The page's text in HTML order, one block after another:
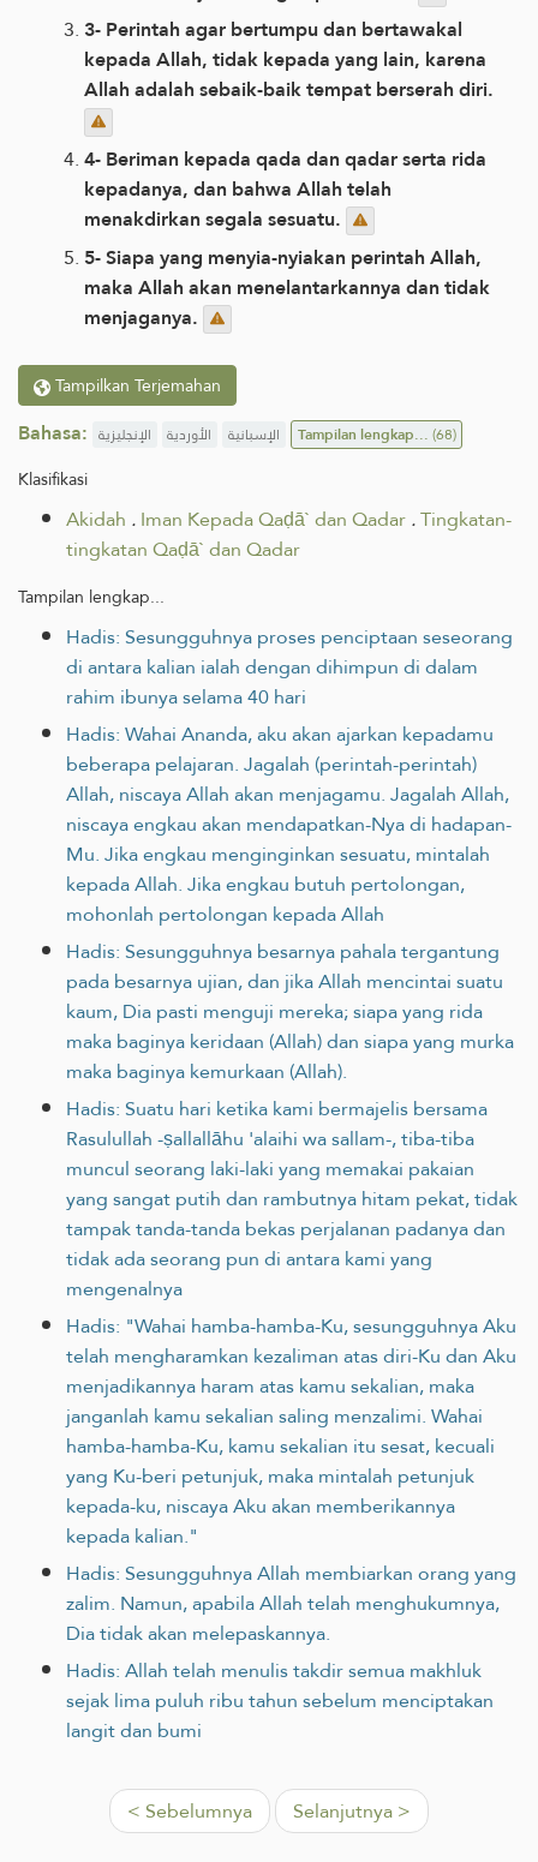
3- Perintah agar bertumpu dan bertawakal
kepada Allah, tidak kepada yang lain, karena
Allah adalah sebaik-baik tempat berserah diri.
4- Beriman kepada qada dan qadar serta rida
kepadanya, dan bahwa Allah telah
menakdirkan segala sesuatu.
5- Siapa yang menyia-nyiakan perintah Allah,
maka Allah akan menelantarkannya dan tidak
menjaganya.
Tampilkan Terjemahan
Bahasa: الإنجليزية الأوردية الإسبانية Tampilan lengkap...(68)
Klasifikasi
Akidah .Iman Kepada Qaḍā` dan Qadar.Tingkatan-
tingkatan Qaḍā` dan Qadar
Tampilan lengkap...
Hadis: Sesungguhnya proses penciptaan seseorang
di antara kalian ialah dengan dihimpun di dalam
rahim ibunya selama 40 hari
Hadis: Wahai Ananda, aku akan ajarkan kepadamu
beberapa pelajaran. Jagalah (perintah-perintah)
Allah, niscaya Allah akan menjagamu. Jagalah Allah,
niscaya engkau akan mendapatkan-Nya di hadapan-
Mu. Jika engkau menginginkan sesuatu, mintalah
kepada Allah. Jika engkau butuh pertolongan,
mohonlah pertolongan kepada Allah
Hadis: Sesungguhnya besarnya pahala tergantung
pada besarnya ujian, dan jika Allah mencintai suatu
kaum, Dia pasti menguji mereka; siapa yang rida
maka baginya keridaan (Allah) dan siapa yang murka
maka baginya kemurkaan (Allah).
Hadis: Suatu hari ketika kami bermajelis bersama
Rasulullah -ṣallallāhu 'alaihi wa sallam-, tiba-tiba
muncul seorang laki-laki yang memakai pakaian
yang sangat putih dan rambutnya hitam pekat, tidak
tampak tanda-tanda bekas perjalanan padanya dan
tidak ada seorang pun di antara kami yang
mengenalnya
Hadis: "Wahai hamba-hamba-Ku, sesungguhnya Aku
telah mengharamkan kezaliman atas diri-Ku dan Aku
menjadikannya haram atas kamu sekalian, maka
janganlah kamu sekalian saling menzalimi. Wahai
hamba-hamba-Ku, kamu sekalian itu sesat, kecuali
yang Ku-beri petunjuk, maka mintalah petunjuk
kepada-ku, niscaya Aku akan memberikannya
kepada kalian."
Hadis: Sesungguhnya Allah membiarkan orang yang
zalim. Namun, apabila Allah telah menghukumnya,
Dia tidak akan melepaskannya.
Hadis: Allah telah menulis takdir semua makhluk
sejak lima puluh ribu tahun sebelum menciptakan
langit dan bumi
< Sebelumnya Selanjutnya >